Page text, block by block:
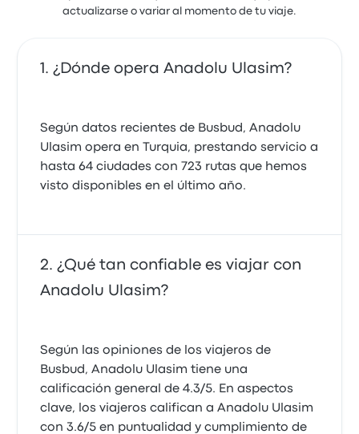
actualizarse o variar al momento de tu viaje.
¿Dónde opera Anadolu Ulasim?
Según datos recientes de Busbud, Anadolu
Ulasim opera en Turquia, prestando servicio a
hasta 64 ciudades con 723 rutas que hemos
visto disponibles en el último año.
¿Qué tan confiable es viajar con
Anadolu Ulasim?
Según las opiniones de los viajeros de
Busbud, Anadolu Ulasim tiene una
calificación general de 4.3/5. En aspectos
clave, los viajeros califican a Anadolu Ulasim
con 3.6/5 en puntualidad y cumplimiento de